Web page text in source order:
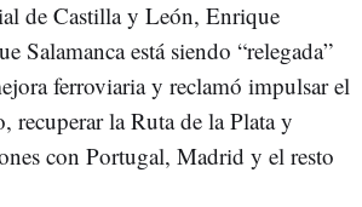
de Castilla y León, Enrique
Salamanca está siendo “relegada”
ferroviaria y reclamó impulsar el
recuperar la Ruta de la Plata y
con Portugal, Madrid y el resto